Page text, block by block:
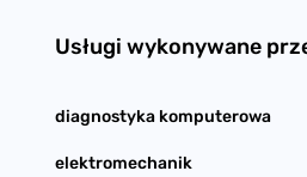
Usługi wykonywane
diagnostyka komputerowa
elektromechanik